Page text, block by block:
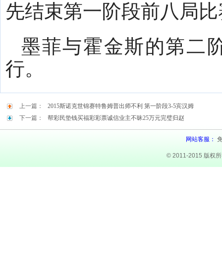
先结束第一阶段前八局
墨菲与霍金斯的第二
行。
上一篇： 2015斯诺克世锦赛特鲁姆普出师不利 第一阶段3-5宾汉姆
下一篇： 帮彩民垫钱买福彩彩票诚信业主不昧25万元完璧归赵
网站客服：
© 2011-2015 版权